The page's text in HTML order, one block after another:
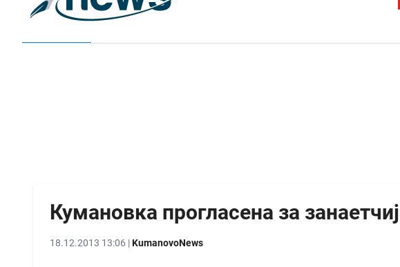
Кумановка прогласена за
18.12.2013 13:06 |KumanovoNews